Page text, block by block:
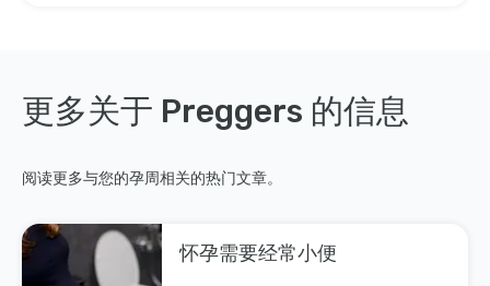
更多关于 Preggers 的信息
阅读更多与您的孕周相关的热门文章。
怀孕需要经常小便